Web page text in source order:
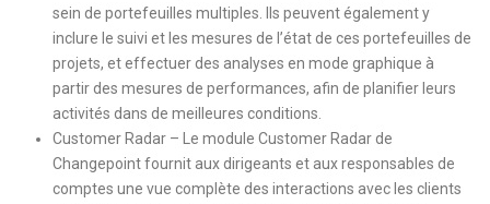
sein de portefeuilles multiples. Ils peuvent également y
inclure le suivi et les mesures de l’état de ces portefeuilles de
projets, et effectuer des analyses en mode graphique à
partir des mesures de performances, afin de planifier leurs
activités dans de meilleures conditions.
Customer Radar – Le module Customer Radar de
Changepoint fournit aux dirigeants et aux responsables de
comptes une vue complète des interactions avec les clients